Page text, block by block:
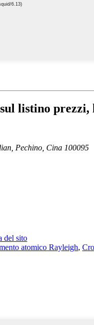
listino
Pechino, Cina 100095
del sito
atomico Rayleigh,